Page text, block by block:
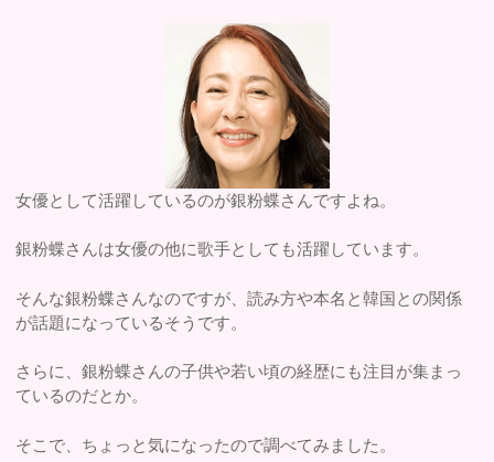
女優として活躍しているのが銀粉蝶さんですよね。
銀粉蝶さんは女優の他に歌手としても活躍しています。
そんな銀粉蝶さんなのですが、読み方や本名と韓国との関係
が話題になっているそうです。
さらに、銀粉蝶さんの子供や若い頃の経歴にも注目が集まっ
ているのだとか。
そこで、ちょっと気になったので調べてみました。